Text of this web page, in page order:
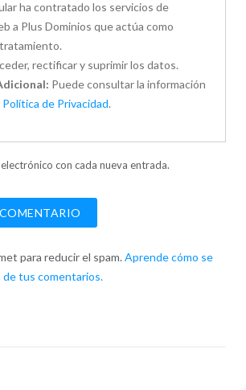
ha contratado los servicios de
a Plus Dominios que actúa como
rectificar y suprimir los datos.
Puede consultar la información
Política de Privacidad.
con cada nueva entrada.
para reducir el spam. Aprende cómo se
tus comentarios.